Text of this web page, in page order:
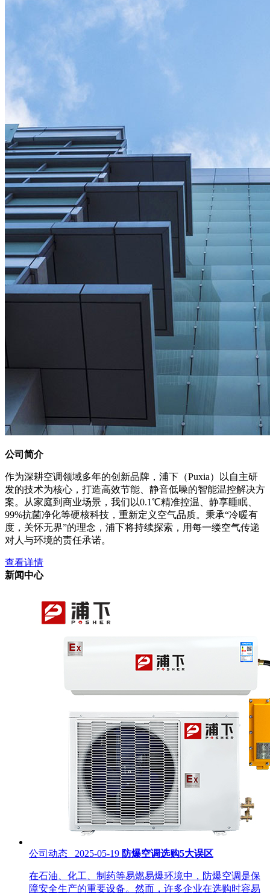
公司简介
作为深耕空调领域多年的创新品牌，浦下（Puxia）以自主研
发的技术为核心，打造高效节能、静音低噪的智能温控解决方
案。从家庭到商业场景，我们以0.1℃精准控温、静享睡眠、
99%抗菌净化等硬核科技，重新定义空气品质。秉承“冷暖有
度，关怀无界”的理念，浦下将持续探索，用每一缕空气传递
对人与环境的责任承诺。
查看详情
新闻中心
公司动态 2025-05-19 防爆空调选购5大误区
在石油、化工、制药等易燃易爆环境中，防爆空调是保
障安全生产的重要设备。然而，许多企业在选购时容易